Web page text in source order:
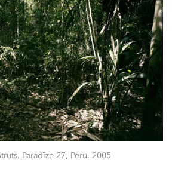
Paradīze 27, Peru. 2005